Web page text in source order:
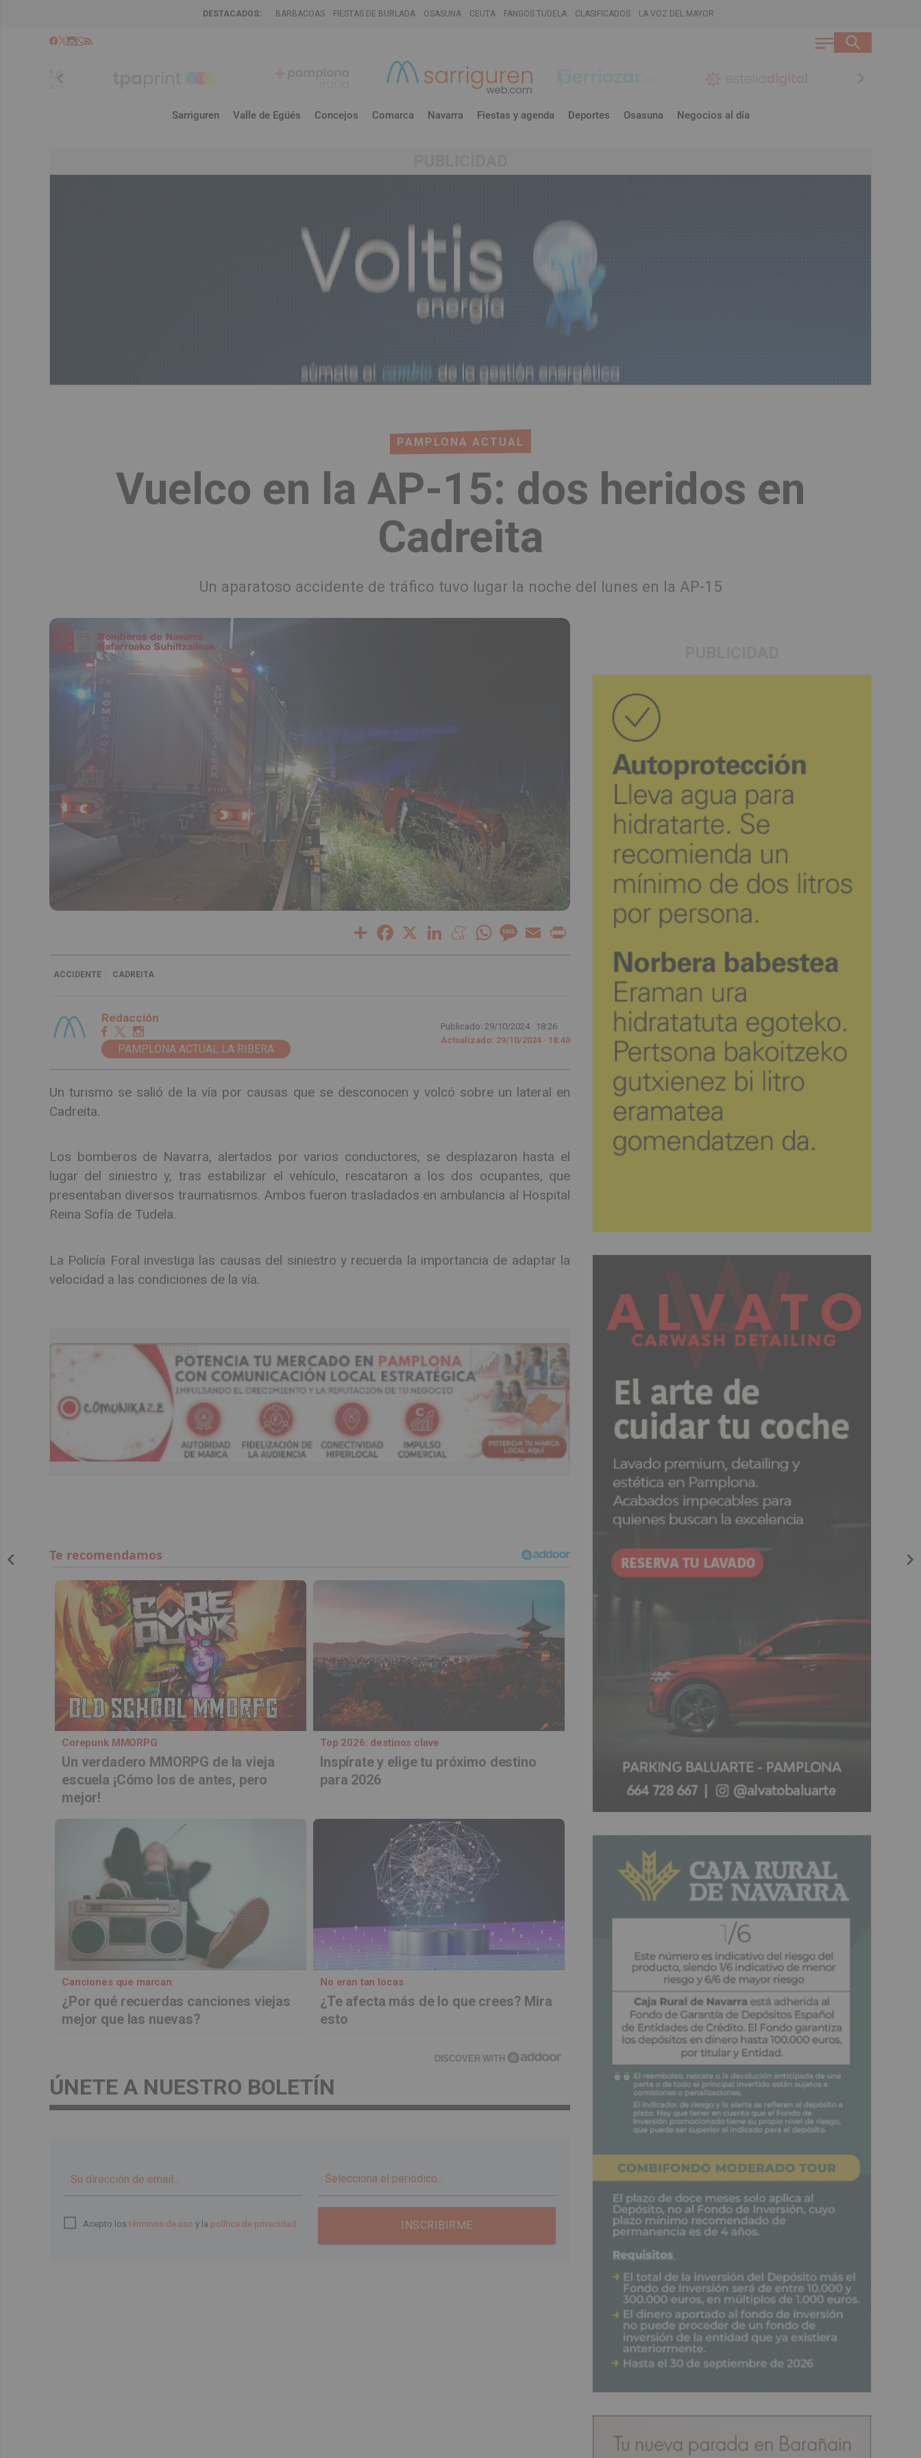
DESTACADOS: BARBACOAS FIESTAS DE BURLADA OSASUNA CEUTA FANGOS TUDELA CLASIFICADOS LA VOZ DEL MAYOR
chevron_left chevron_right
Sarriguren Valle de Egüés Concejos Comarca Navarra Fiestas y agenda Deportes Osasuna Negocios al día
PAMPLONA ACTUAL
Vuelco en la AP-15: dos heridos en
Cadreita
Un aparatoso accidente de tráfico tuvo lugar la noche del lunes en la AP-15
Share Facebook LinkedInMeneameWhatsAppMessage
Email
ACCIDENTE CADREITA
Redacción
PAMPLONA ACTUAL LA RIBERA
Publicado: 29/10/2024 · 18:26
Actualizado: 29/10/2024 · 18:40
Un turismo se salió de la vía por causas que se desconocen y volcó sobre un lateral en
Cadreita.
Los bomberos de Navarra, alertados por varios conductores, se desplazaron hasta el
lugar del siniestro y, tras estabilizar el vehículo, rescataron a los dos ocupantes, que
presentaban diversos traumatismos. Ambos fueron trasladados en ambulancia al Hospital
Reina Sofía de Tudela.
La Policía Foral investiga las causas del siniestro y recuerda la importancia de adaptar la
velocidad a las condiciones de la vía.
Corepunk MMORPG
Un verdadero MMORPG de la vieja
escuela ¡Cómo los de antes, pero
mejor!
Top 2026: destinos clave
Inspírate y elige tu próximo destino
para 2026
Canciones que marcan
¿Por qué recuerdas canciones viejas
mejor que las nuevas?
No eran tan locas
¿Te afecta más de lo que crees? Mira
esto
DISCOVER WITH
ÚNETE A NUESTRO BOLETÍN
Acepto los términos de uso y la política de privacidad INSCRIBIRME